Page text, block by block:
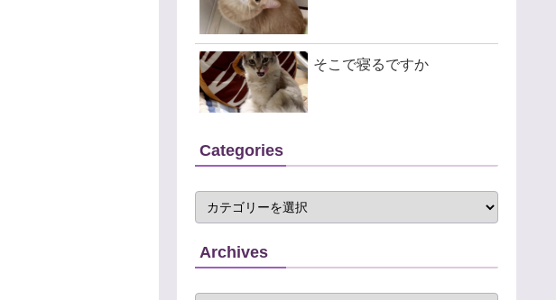
そこで寝るですか
Categories
Archives